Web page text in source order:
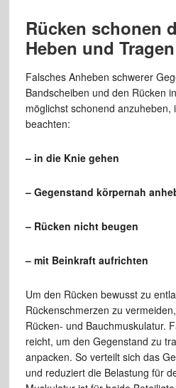
Rücken schonen
Heben und Tragen
Falsches Anheben schwerer
Bandscheiben und den Rücken
möglichst schonend anzuheben,
beachten:
– in die Knie gehen
– Gegenstand körpernah
– Rücken nicht beugen
– mit Beinkraft aufrichten
Um den Rücken bewusst zu
Rückenschmerzen zu
Rücken- und Bauchmuskulatur.
reicht, um den Gegenstand zu
anpacken. So verteilt sich das
und reduziert die Belastung für